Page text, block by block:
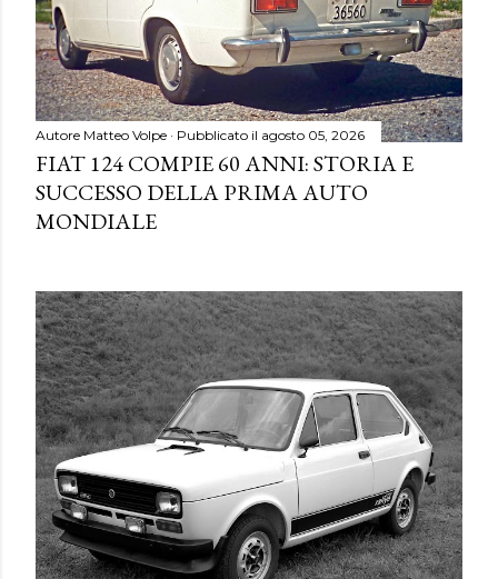
Autore Matteo Volpe Pubblicato il agosto 05, 2026
FIAT 124 COMPIE 60 ANNI: STORIA E
SUCCESSO DELLA PRIMA AUTO
MONDIALE